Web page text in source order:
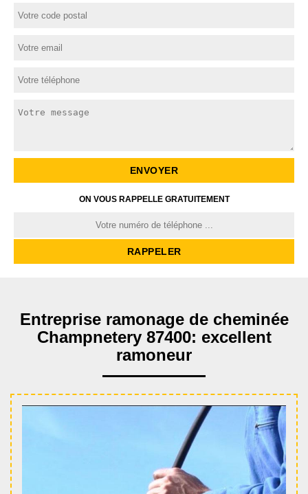
ON VOUS RAPPELLE GRATUITEMENT
Entreprise ramonage de cheminée
Champnetery 87400: excellent
ramoneur